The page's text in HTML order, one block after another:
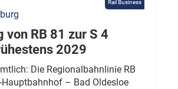
Rail Business
von RB 81 zur S 4
2029
Die Regionalbahnlinie RB
– Bad Oldesloe